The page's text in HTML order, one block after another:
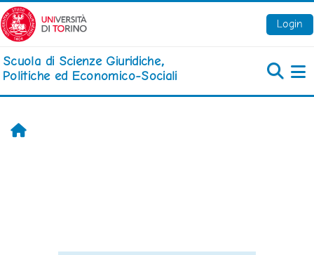
Vai al contenuto principale
Login
Scuola di Scienze Giuridiche,
Politiche ed Economico-Sociali
Home